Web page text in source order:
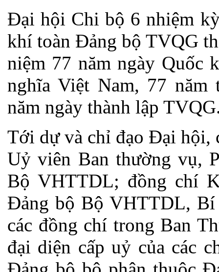
Đại hội Chi bộ 6 nhiệm
khí toàn Đảng bộ TVQG
niệm 77 năm ngày Quốc
nghĩa Việt Nam, 77 năm
năm ngày thành lập
Tới dự và chỉ đạo Đại hội,
Uỷ viên Ban thường vụ,
Bộ VHTTDL; đồng chí
Đảng bộ Bộ VHTTDL,
các đồng chí trong Ban
đại diện cấp uỷ của các